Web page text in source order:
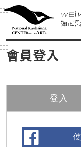
衛武營國家藝
中央內容區塊，為本頁
:::選單連結區塊，
衛武營國家
::: 中央內容區塊，
會員登入
登入